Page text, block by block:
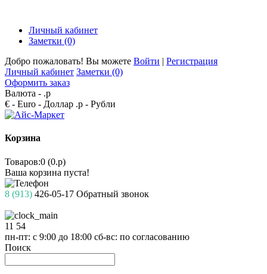
Личный кабинет
Заметки (0)
Добро пожаловать! Вы можете Войти | Регистрация
Личный кабинет Заметки (0)
Оформить заказ
Валюта - .р
€ - Euro - Доллар .р - Рубли
Корзина
Товаров:0 (0.р)
Ваша корзина пуста!
8 (913) 426-05-17 Обратный звонок
11 54
пн-пт: с 9:00 до 18:00 сб-вс: по согласованию
Поиск